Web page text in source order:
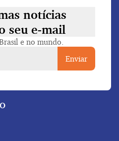
notícias
seu e-mail
e no mundo.
Enviar